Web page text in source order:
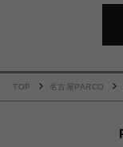
TOP 名古屋PARCO